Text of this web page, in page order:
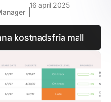
16 april 2025
kostnadsfria mall